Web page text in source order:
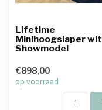
Lifetime
Minihoogslaper wit
Showmodel
€898,00
op voorraad